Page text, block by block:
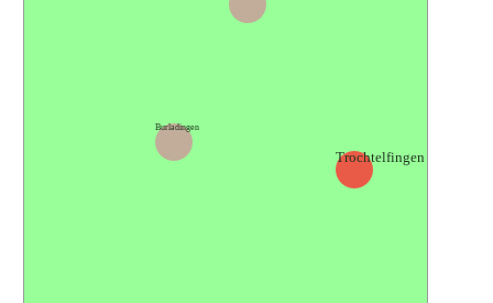
Trochtelfingen
Burladingen